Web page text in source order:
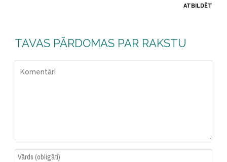
ATBILDĒT
TAVAS PĀRDOMAS PAR RAKSTU